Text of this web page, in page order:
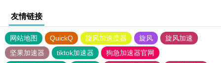
友情链接
网站地图 QuickQ 旋风加速度器 旋风
旋风加速
坚果加速器
tiktok加速器
狗急加速器官网